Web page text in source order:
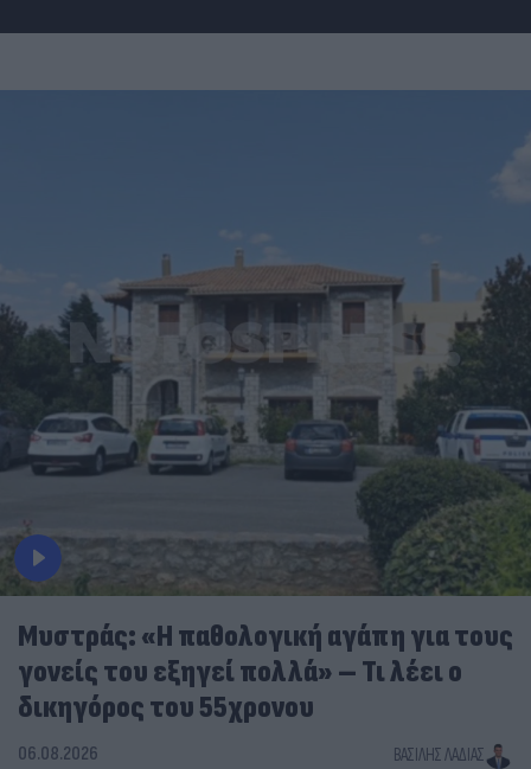
Μυστράς: «Η παθολογική αγάπη για τους
γονείς του εξηγεί πολλά» – Τι λέει ο
δικηγόρος του 55χρονου
06.08.2026 ΒΑΣΊΛΗΣ ΛΑΔΙΆΣ